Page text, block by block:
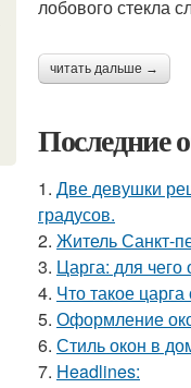
лобового стекла
читать дальше →
Последние
1. Две девушки
градусов.
2. Житель Санкт-
3. Царга: для
4. Что такое
5. Оформление
6. Стиль окон в
7. Headlines: